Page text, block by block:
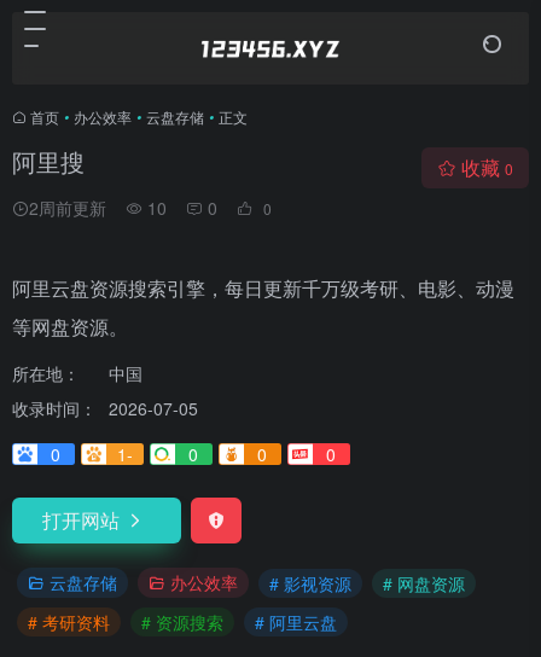
首页 • 办公效率 • 云盘存储 • 正文
阿里搜
2周前更新 10 0 0
收藏 0
阿里云盘资源搜索引擎，每日更新千万级考研、电影、动漫
等网盘资源。
所在地：
中国
收录时间：
2026-07-05
0
1- 0 0 0
打开网站
云盘存储 办公效率 # 影视资源
# 网盘资源
# 考研资料
# 资源搜索 # 阿里云盘